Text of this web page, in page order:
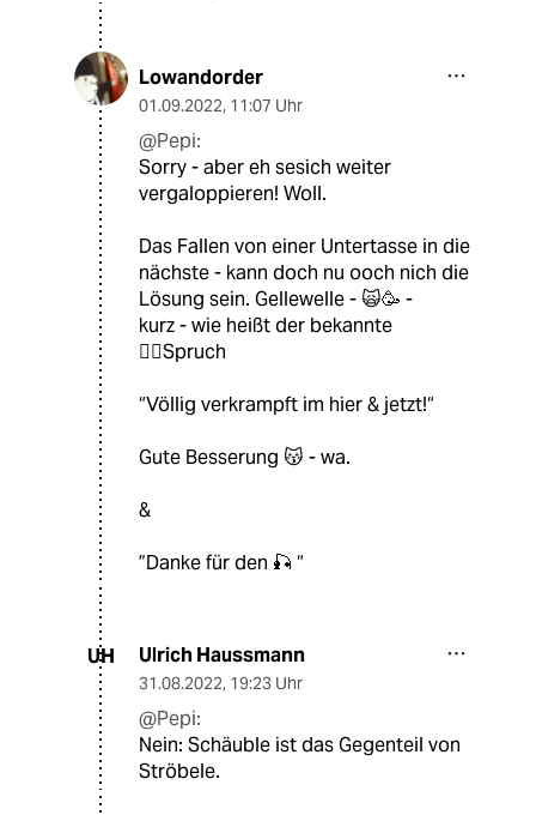
Lowandorder
01.09.2022, 11:07 Uhr
@Pepi:
Sorry - aber eh sesich weiter
vergaloppieren! Woll.
Das Fallen von einer Untertasse in die
nächste - kann doch nu ooch nich die
Lösung sein. Gellewelle - 🙀🥳 -
kurz - wie heißt der bekannte
🧘‍♀️Spruch
“Völlig verkrampft im hier & jetzt!“
Gute Besserung 😽 - wa.
&
”Danke für den 🎣 “
UH Ulrich Haussmann
31.08.2022, 19:23 Uhr
@Pepi:
Nein: Schäuble ist das Gegenteil von
Ströbele.